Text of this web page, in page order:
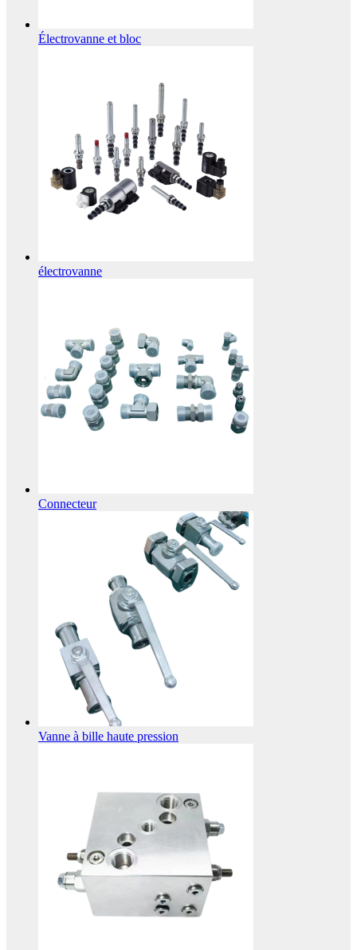
Électrovanne et bloc
électrovanne
Connecteur
Vanne à bille haute pression